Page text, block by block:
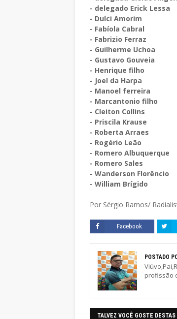
- delegado Erick Lessa
- Dulci Amorim
- Fabíola Cabral
- Fabrizio Ferraz
- Guilherme Uchoa
- Gustavo Gouveia
- Henrique filho
- Joel da Harpa
- Manoel ferreira
- Marcantonio filho
- Cleiton Collins
- Priscila Krause
- Roberta Arraes
- Rogério Leão
- Romero Albuquerque
- Romero Sales
- Wanderson Florêncio
- William Brígido
Por Sérgio Ramos/
Facebook
POSTADO
profissão
TALVEZ VOCÊ GOSTE